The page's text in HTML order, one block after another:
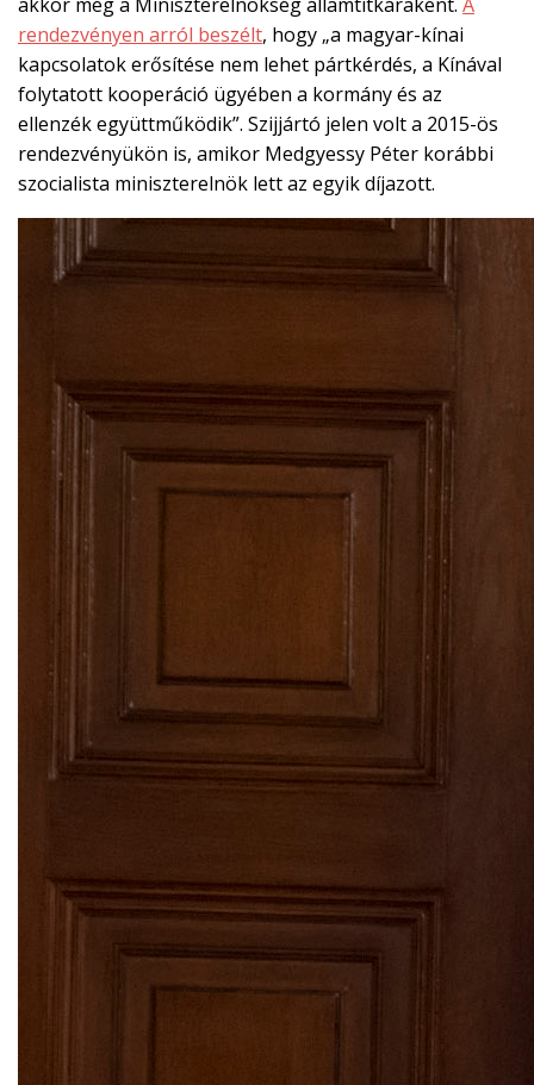
rendezvényen arról beszélt, hogy „a magyar-kínai
kapcsolatok erősítése nem lehet pártkérdés, a Kínával
folytatott kooperáció ügyében a kormány és az
ellenzék együttműködik”. Szijjártó jelen volt a 2015-ös
rendezvényükön is, amikor Medgyessy Péter korábbi
szocialista miniszterelnök lett az egyik díjazott.